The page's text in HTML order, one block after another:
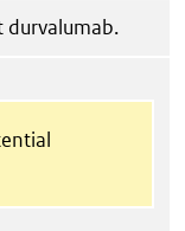
durvalumab.